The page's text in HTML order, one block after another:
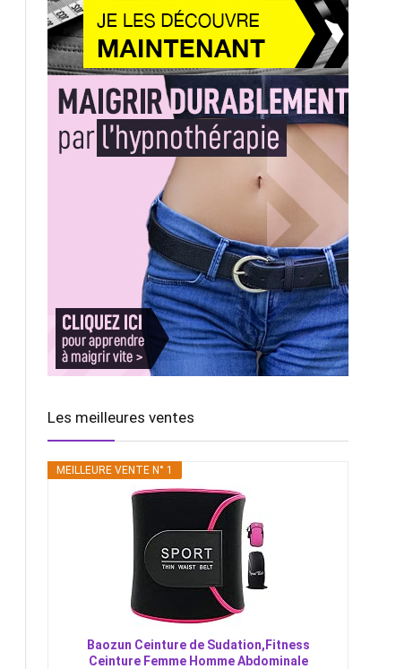
Les meilleures ventes
MEILLEURE VENTE N° 1
Baozun Ceinture de Sudation,Fitness
Ceinture Femme Homme Abdominale